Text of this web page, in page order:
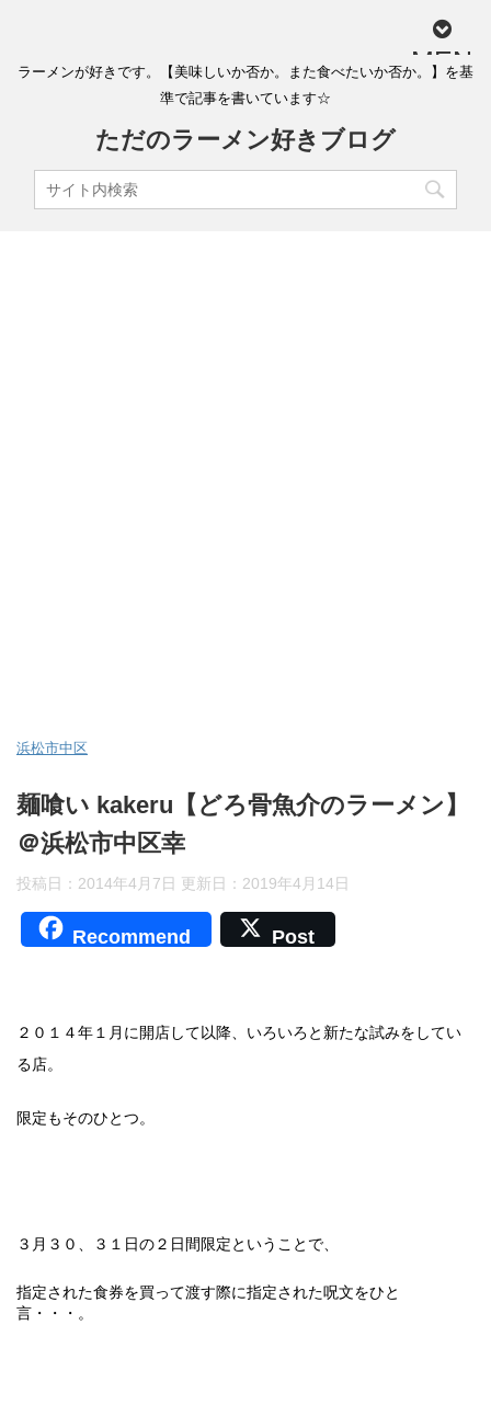
MEN
ラーメンが好きです。【美味しいか否か。また食べたいか否か。】を基
準で記事を書いています☆
ただのラーメン好きブログ
浜松市中区
麺喰い kakeru【どろ骨魚介のラーメン】
＠浜松市中区幸
投稿日：2014年4月7日 更新日： 2019年4月14日
Recommend Post
２０１４年１月に開店して以降、いろいろと新たな試みをしてい
る店。
限定もそのひとつ。
３月３０、３１日の２日間限定ということで、
指定された食券を買って渡す際に指定された呪文をひと
言・・・。